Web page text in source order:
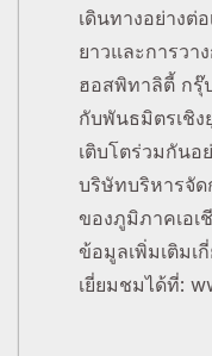
เดินทางอย่างต่
ยาวและการวา
ฮอสพิทาลิตี้ กรุ๊
กับพันธมิตรเชิง
เติบโตร่วมกันอ
บริษัทบริหารจัด
ของภูมิภาคเอเ
ข้อมูลเพิ่มเติม
เยี่ยมชมได้ที่: